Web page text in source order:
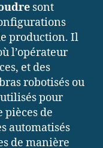
sont
production. Il
l’opérateur
et des
robotisés ou
pour
pièces de
automatisés
de manière